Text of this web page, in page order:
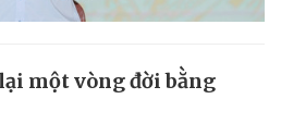
một vòng đời bằng